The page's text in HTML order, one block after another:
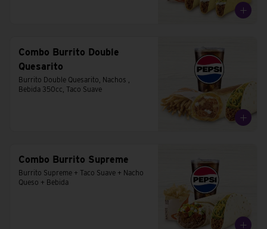
Combo Burrito Double
Quesarito
Burrito Double Quesarito, Nachos ,
Bebida 350cc, Taco Suave
Combo Burrito Supreme
Burrito Supreme + Taco Suave + Nacho
Queso + Bebida